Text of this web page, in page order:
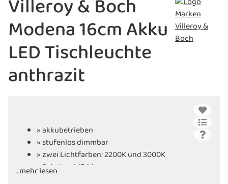
Villeroy & Boch
Modena 16cm Akku
LED Tischleuchte
anthrazit
» akkubetrieben
» stufenlos dimmbar
» zwei Lichtfarben: 2200K und 3000K
» Schutzart IP44
...mehr lesen